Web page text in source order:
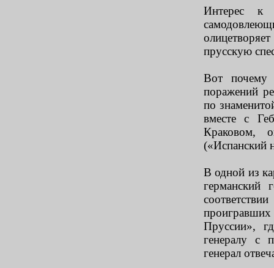
Интерес к
прусскую
Вот почему
поражений
по
вместе с
Краковом,
(«Испанский
В одной из
германский
Пруссии»,
генералу с
генерал